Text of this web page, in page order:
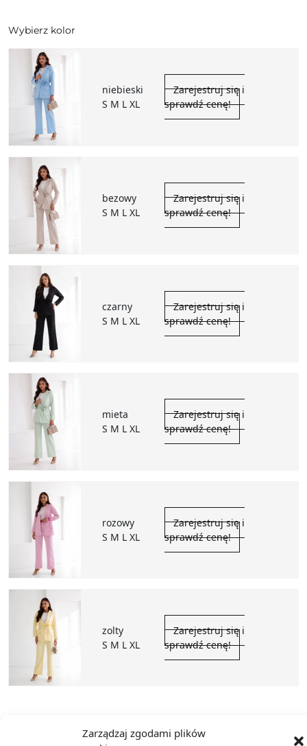
Zarządzaj zgodami plików
Wybierz kolor
niebieski
S M L XL
Zarejestruj się i
sprawdź cenę!
bezowy
S M L XL
Zarejestruj się i
sprawdź cenę!
czarny
S M L XL
Zarejestruj się i
sprawdź cenę!
mieta
S M L XL
Zarejestruj się i
sprawdź cenę!
rozowy
S M L XL
Zarejestruj się i
sprawdź cenę!
zolty
S M L XL
Zarejestruj się i
sprawdź cenę!